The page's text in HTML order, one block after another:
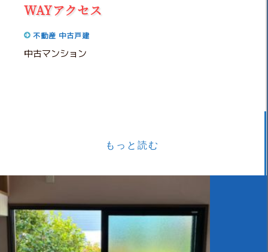
WAYアクセス
不動産 中古戸建
中古マンション
もっと読む